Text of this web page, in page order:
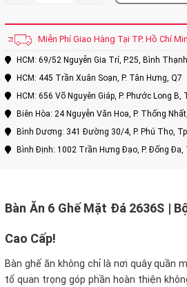
Miễn Phí Giao Hàng Tại TP. Hồ Chí
HCM: 69/52 Nguyễn Gia Trí, P.25, Bình
HCM: 445 Trần Xuân Soạn, P. Tân Hưng, Q7
HCM: 656 Võ Nguyên Giáp, P. Phước Long B,
Biên Hòa: 24 Nguyễn Văn Hoa, P. Thống
Bình Dương: 341 Đường 30/4, P. Phú Thọ,
Bình Định: 1002 Trần Hưng Đạo, P. Đống Đa,
Bàn Ăn 6 Ghế Mặt Đá 2636S |
Cao Cấp!
Bàn ghế ăn không chỉ là nơi quây quần
tố quan trọng góp phần hoàn thiện